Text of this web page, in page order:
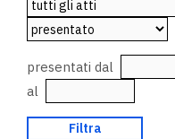
presentati dal
al